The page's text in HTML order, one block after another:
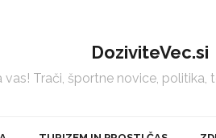
DoziviteVec.si
Trači, športne novice, politika,